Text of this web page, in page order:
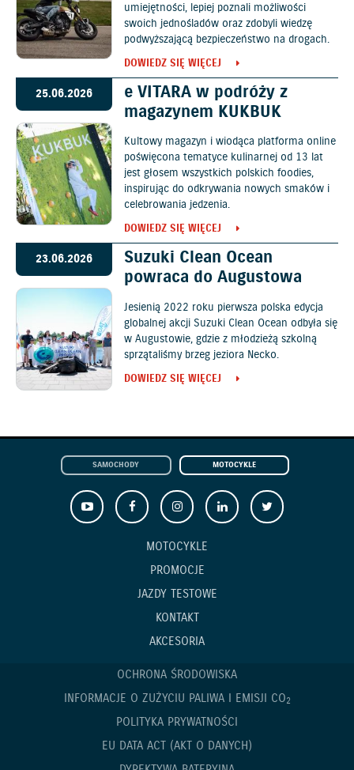
umiejętności, lepiej poznali możliwości
swoich jednośladów oraz zdobyli wiedzę
podwyższającą bezpieczeństwo na drogach.
DOWIEDZ SIĘ WIĘCEJ
25.06.2026
e VITARA w podróży z
magazynem KUKBUK
Kultowy magazyn i wiodąca platforma online
poświęcona tematyce kulinarnej od 13 lat
jest głosem wszystkich polskich foodies,
inspirując do odkrywania nowych smaków i
celebrowania jedzenia.
DOWIEDZ SIĘ WIĘCEJ
23.06.2026
Suzuki Clean Ocean
powraca do Augustowa
Jesienią 2022 roku pierwsza polska edycja
globalnej akcji Suzuki Clean Ocean odbyła się
w Augustowie, gdzie z młodzieżą szkolną
sprzątaliśmy brzeg jeziora Necko.
DOWIEDZ SIĘ WIĘCEJ
SAMOCHODY MOTOCYKLE
MOTOCYKLE
PROMOCJE
JAZDY TESTOWE
KONTAKT
AKCESORIA
OCHRONA ŚRODOWISKA
INFORMACJE O ZUŻYCIU PALIWA I EMISJI CO2
POLITYKA PRYWATNOŚCI
EU DATA ACT (AKT O DANYCH)